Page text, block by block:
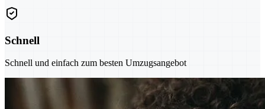
Schnell
Schnell und einfach zum besten Umzugsangebot